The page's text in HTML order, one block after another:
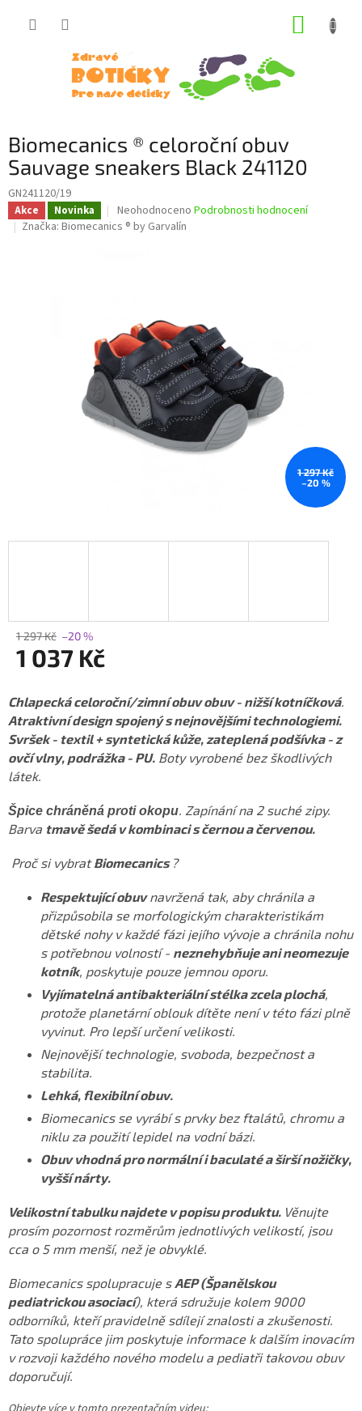
Biomecanics ® celoroční obuv
Sauvage sneakers Black 241120
GN241120/19
Akce Novinka
Průměrné
hodnocení
hvězdiček.
Neohodnoceno Podrobnosti hodnocení
Značka: Biomecanics ® by Garvalín
1 297 Kč
–20 %
1 297 Kč –20 %
1 037 Kč
cena:
Chlapecká celoroční/zimní obuv obuv - nižší kotníčková.
Atraktivní design spojený s nejnovějšími technologiemi.
Svršek - textil + syntetická kůže, zateplená podšívka - z
ovčí vlny, podrážka - PU. Boty vyrobené bez škodlivých
látek.
Špice chráněná proti okopu. Zapínání na 2 suché zipy.
Barva tmavě šedá v kombinaci s černou a červenou.
Proč si vybratBiomecanics ?
Respektující obuvnavržená tak, aby chránila a
přizpůsobila se morfologickým charakteristikám
dětské nohy v každé fázi jejího vývoje a chránila nohu
s potřebnou volností - neznehybňuje ani neomezuje
kotník, poskytuje pouze jemnou oporu.
Vyjímatelná antibakteriální stélka zcela plochá,
protože planetární oblouk dítěte není v této fázi plně
vyvinut. Pro lepší určení velikosti.
Nejnovější technologie, svoboda, bezpečnost a
stabilita.
Lehká, flexibilní obuv.
Biomecanics se vyrábí s prvky bez ftalátů, chromu a
niklu za použití lepidel na vodní bázi.
Obuv vhodná pro normální i baculaté a širší nožičky,
vyšší nárty.
Velikostní tabulku najdete v popisu produktu. Věnujte
prosím pozornost rozměrům jednotlivých velikostí, jsou
cca o 5 mm menší, než je obvyklé.
Biomecanics spolupracuje sAEP (Španělskou
pediatrickou asociací), která sdružuje kolem 9000
odborníků, kteří pravidelně sdílejí znalosti a zkušenosti.
Tato spolupráce jim poskytuje informace k dalším inovacím
v rozvoji každého nového modelu a pediatři takovou obuv
doporučují.